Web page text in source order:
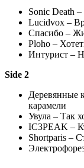
Sonic Death
Lucidvox –
Спасибо –
Ploho –
Интурист –
Side 2
Деревянные
карамели
Увула – Так
IC3PEAK –
Shortparis –